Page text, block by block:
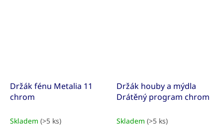
Držák fénu Metalia 11
chrom
Skladem (>5 ks)
Držák houby a mýdla
Drátěný program chrom
Skladem (>5 ks)